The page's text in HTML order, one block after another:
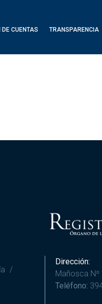
DE CUENTAS TRANSPARENCIA
/
Dirección:
Mañosca
Teléfono: